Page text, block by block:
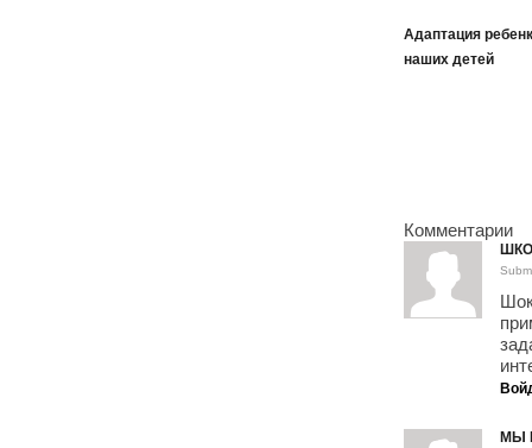
Адаптация
наших детей
Комментарии
МЫ